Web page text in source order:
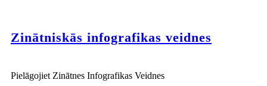
Zinātniskās infografikas veidnes
Pielāgojiet Zinātnes Infografikas Veidnes